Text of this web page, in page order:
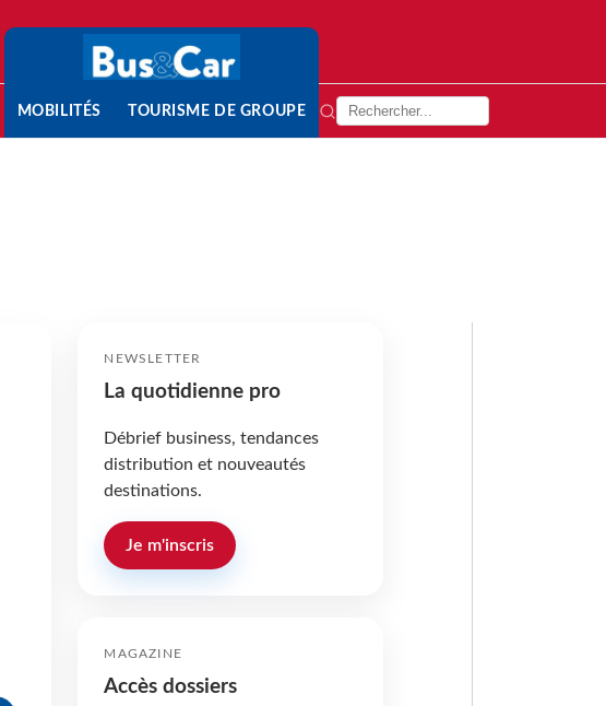
MOBILITÉS TOURISME DE GROUPE
NEWSLETTER
La quotidienne pro
Débrief business, tendances
distribution et nouveautés
destinations.
Je m'inscris
MAGAZINE
Accès dossiers